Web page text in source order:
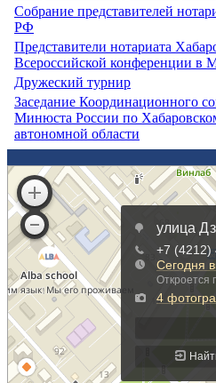
Собрание представителей
РФ
Представители нотариата
Всероссийской конференции в
Дружеский турнир
Заседание Координационного
Минюста России по
автономной области